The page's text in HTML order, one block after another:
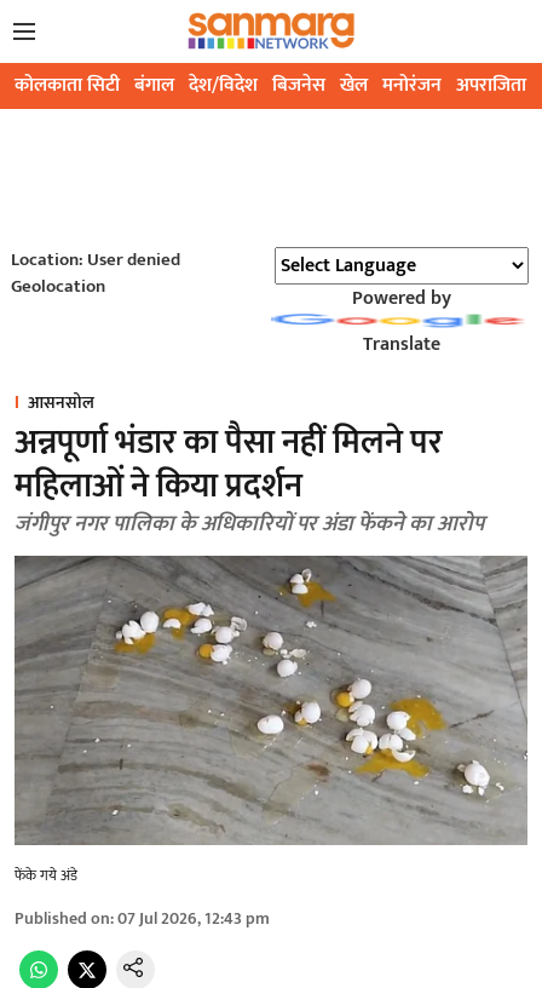
कोलकाता सिटी बंगाल देश/विदेश बिजनेस खेल मनोरंजन अपराजिता
Location: User denied
Geolocation
Powered by
Translate
आसनसोल
अन्नपूर्णा भंडार का पैसा नहीं मिलने पर
महिलाओं ने किया प्रदर्शन
जंगीपुर नगर पालिका के अधिकारियों पर अंडा फेंकने का आरोप
फेंके गये अंडे
Published on:07 Jul 2026, 12:43 pm